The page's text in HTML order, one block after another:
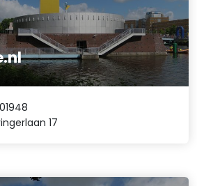
17